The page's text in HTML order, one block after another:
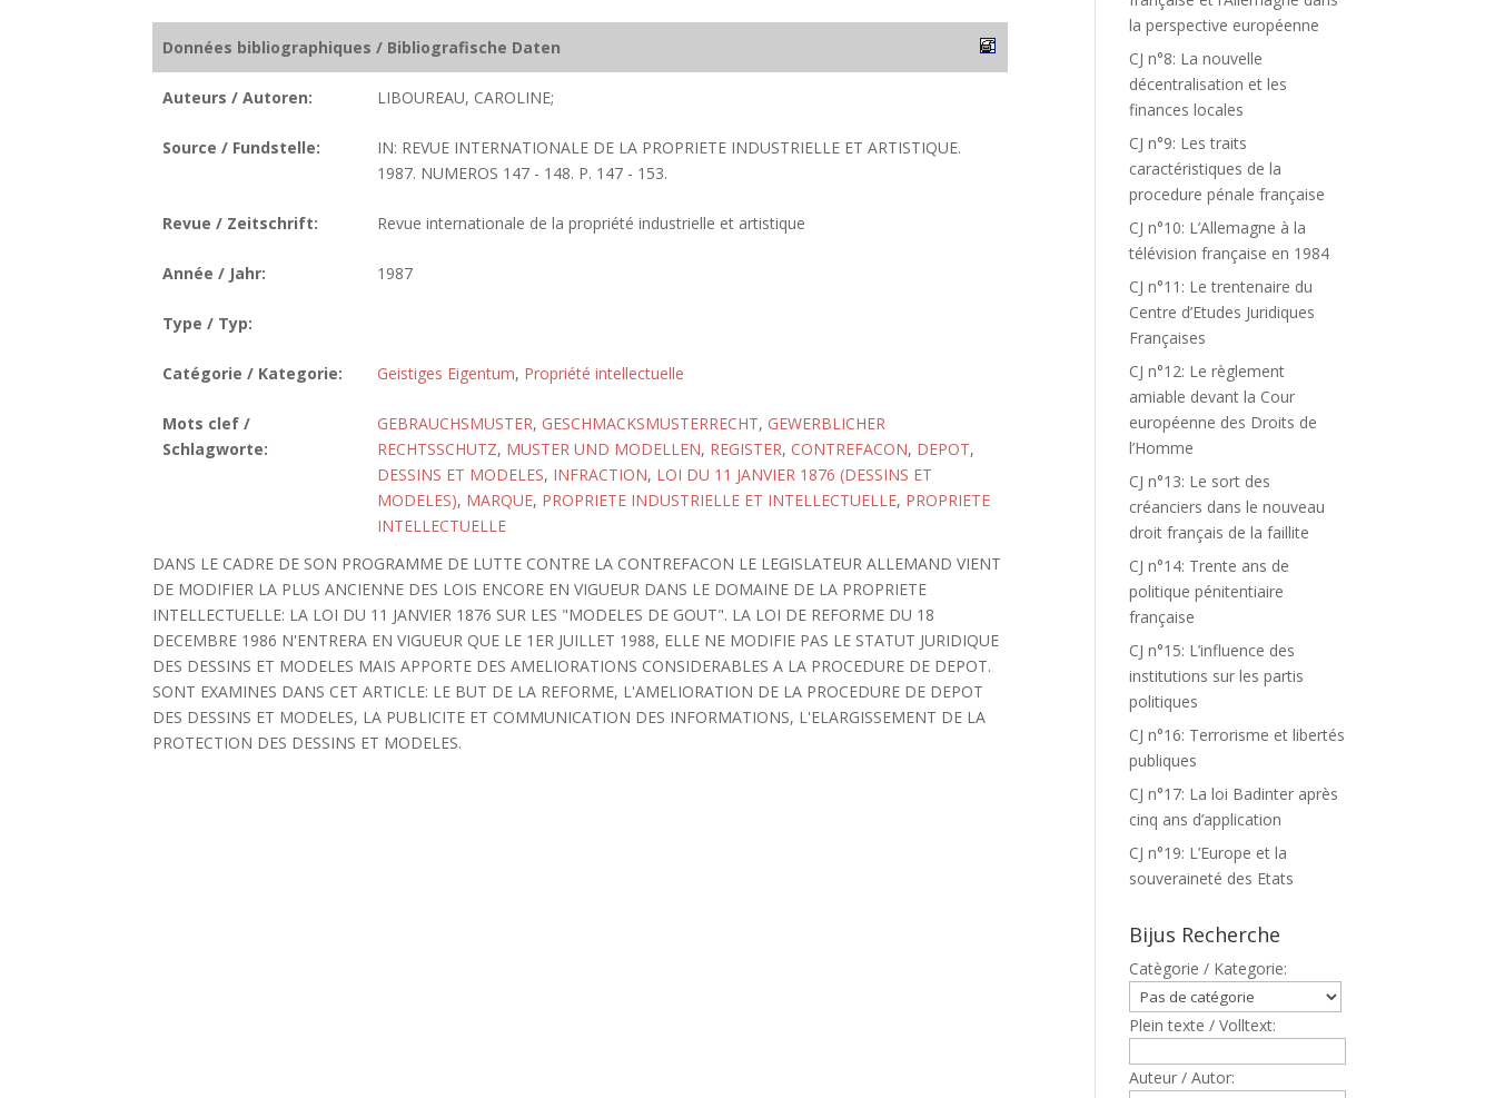
Données bibliographiques / Bibliografische Daten
Auteurs / Autoren: LIBOUREAU, CAROLINE;
Source / Fundstelle:
IN: REVUE INTERNATIONALE DE LA PROPRIETE INDUSTRIELLE ET ARTISTIQUE.
1987. NUMEROS 147 - 148. P. 147 - 153.
Revue / Zeitschrift: Revue internationale de la propriété industrielle et artistique
Année / Jahr: 1987
Type / Typ:
Catégorie / Kategorie: Geistiges Eigentum, Propriété intellectuelle
Mots clef /
Schlagworte:
GEBRAUCHSMUSTER, GESCHMACKSMUSTERRECHT, GEWERBLICHER
RECHTSSCHUTZ, MUSTER UND MODELLEN, REGISTER, CONTREFACON, DEPOT,
DESSINS ET MODELES, INFRACTION, LOI DU 11 JANVIER 1876 (DESSINS ET
MODELES), MARQUE, PROPRIETE INDUSTRIELLE ET INTELLECTUELLE, PROPRIETE
INTELLECTUELLE
DANS LE CADRE DE SON PROGRAMME DE LUTTE CONTRE LA CONTREFACON LE LEGISLATEUR ALLEMAND VIENT
DE MODIFIER LA PLUS ANCIENNE DES LOIS ENCORE EN VIGUEUR DANS LE DOMAINE DE LA PROPRIETE
INTELLECTUELLE: LA LOI DU 11 JANVIER 1876 SUR LES "MODELES DE GOUT". LA LOI DE REFORME DU 18
DECEMBRE 1986 N'ENTRERA EN VIGUEUR QUE LE 1ER JUILLET 1988, ELLE NE MODIFIE PAS LE STATUT JURIDIQUE
DES DESSINS ET MODELES MAIS APPORTE DES AMELIORATIONS CONSIDERABLES A LA PROCEDURE DE DEPOT.
SONT EXAMINES DANS CET ARTICLE: LE BUT DE LA REFORME, L'AMELIORATION DE LA PROCEDURE DE DEPOT
DES DESSINS ET MODELES, LA PUBLICITE ET COMMUNICATION DES INFORMATIONS, L'ELARGISSEMENT DE LA
PROTECTION DES DESSINS ET MODELES.
la perspective européenne
CJ n°8: La nouvelle
décentralisation et les
finances locales
CJ n°9: Les traits
caractéristiques de la
procedure pénale française
CJ n°10: L’Allemagne à la
télévision française en 1984
CJ n°11: Le trentenaire du
Centre d’Etudes Juridiques
Françaises
CJ n°12: Le règlement
amiable devant la Cour
européenne des Droits de
l’Homme
CJ n°13: Le sort des
créanciers dans le nouveau
droit français de la faillite
CJ n°14: Trente ans de
politique pénitentiaire
française
CJ n°15: L’influence des
institutions sur les partis
politiques
CJ n°16: Terrorisme et libertés
publiques
CJ n°17: La loi Badinter après
cinq ans d’application
CJ n°19: L’Europe et la
souveraineté des Etats
Bijus Recherche
Catègorie / Kategorie:
Plein texte / Volltext:
Auteur / Autor: